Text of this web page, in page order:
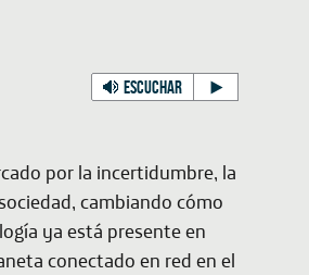
ESCUCHAR
por la incertidumbre, la
cambiando cómo
ya está presente en
conectado en red en el